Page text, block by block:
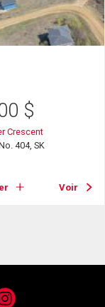
$
Crescent
404, SK
Voir